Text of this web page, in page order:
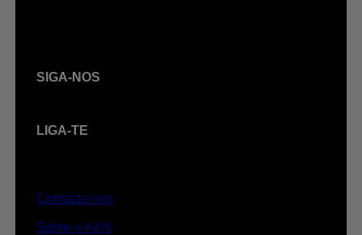
SIGA-NOS
LIGA-TE
Contacta-nos
Sobre o AXN